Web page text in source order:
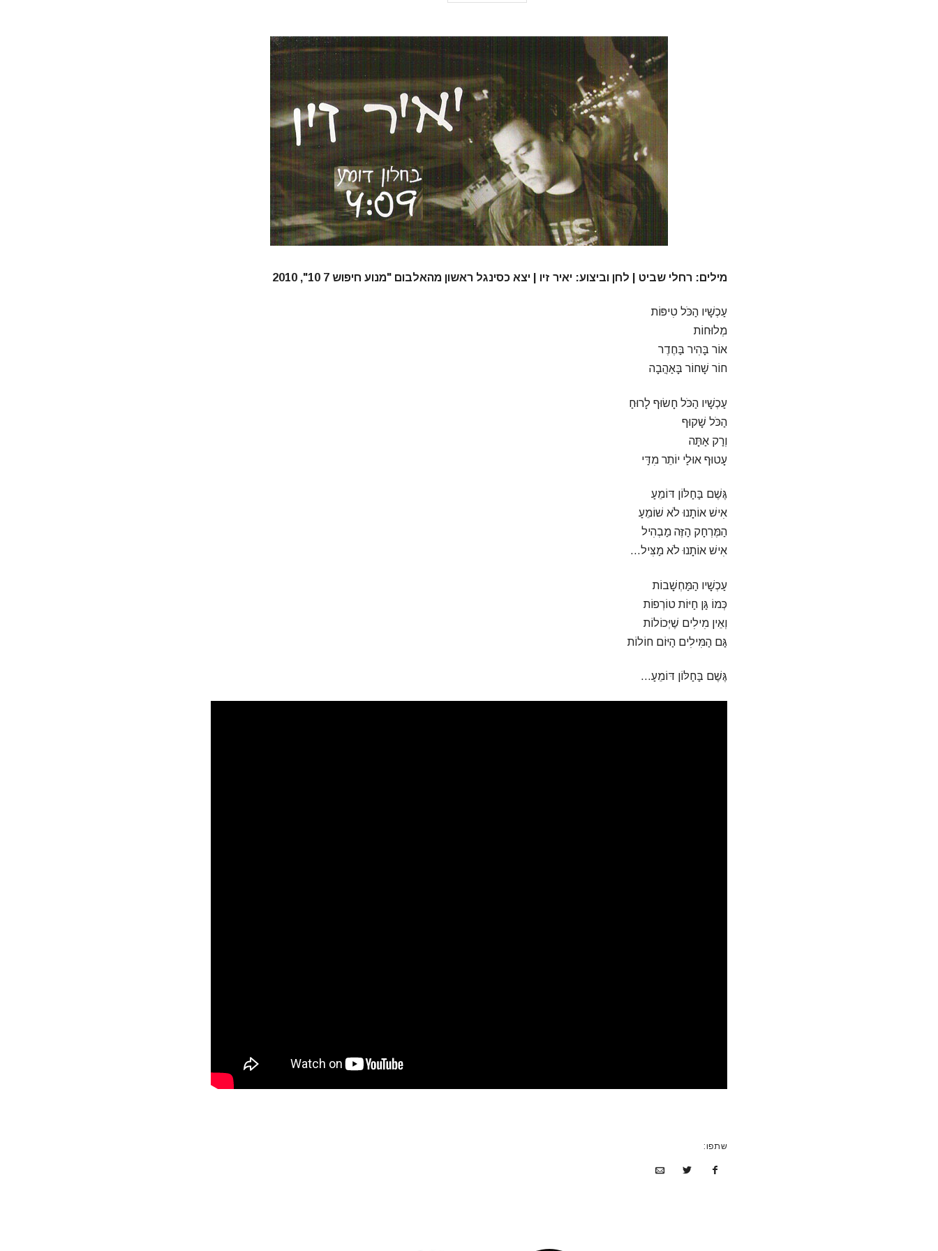
מילים: רחלי שביט | לחן וביצוע: יאיר זיו | יצא כסינגל ראשון מהאלבום "מנוע חיפוש 7 10", 2010
עַכְשָׁיו הַכֹּל טִיפּוֹת
מְלוּחוֹת
אוֹר בָּהִיר בַּחֶדֶר
חוֹר שָׁחוֹר בָּאַהֲבָה
עַכְשָׁיו הַכֹּל חָשׂוּף לָרוּחַ
הַכֹּל שָׁקוּף
וְרַק אַתָּה
עָטוּף אוּלַי יוֹתֵר מִדַּי
גֶּשֶׁם בַּחַלּוֹן דּוֹמֵעַ
אִישׁ אוֹתָנוּ לֹא שׁוֹמֵעַ
הַמֶּרְחָק הַזֶּה מַבְהִיל
אִישׁ אוֹתָנוּ לֹא מַצִּיל…
עַכְשָׁיו הַמַּחְשָׁבוֹת
כְּמוֹ גַּן חַיּוֹת טוֹרְפוֹת
וְאֵין מִילִים שֶׁיְּכוֹלוֹת
גַּם הַמִּילִים הַיּוֹם חוֹלוֹת
גֶּשֶׁם בַּחַלּוֹן דּוֹמֵעַ…
שתפו: